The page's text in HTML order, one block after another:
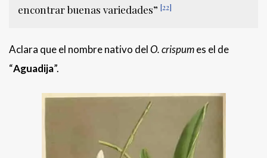
encontrar buenas variedades” [22]
Aclara que el nombre nativo delO. crispumes el de
“Aguadija”.